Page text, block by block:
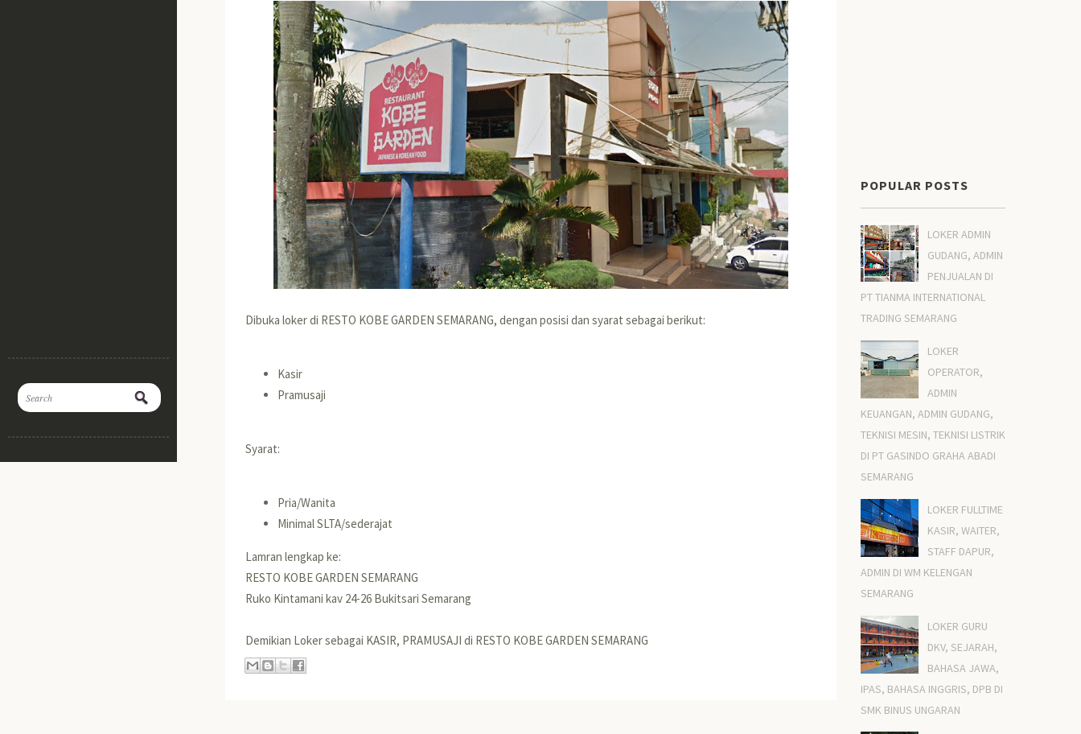
Dibuka loker di RESTO KOBE GARDEN SEMARANG, dengan posisi dan syarat sebagai berikut:
Kasir
Pramusaji
Syarat:
Pria/Wanita
Minimal SLTA/sederajat
Lamran lengkap ke:
RESTO KOBE GARDEN SEMARANG
Ruko Kintamani kav 24-26 Bukitsari Semarang
Demikian Loker sebagai KASIR, PRAMUSAJI di RESTO KOBE GARDEN SEMARANG
POPULAR POSTS
LOKER ADMIN
GUDANG, ADMIN
PENJUALAN DI
PT TIANMA INTERNATIONAL
TRADING SEMARANG
LOKER
OPERATOR,
ADMIN
KEUANGAN, ADMIN GUDANG,
TEKNISI MESIN, TEKNISI LISTRIK
DI PT GASINDO GRAHA ABADI
SEMARANG
LOKER FULLTIME
KASIR, WAITER,
STAFF DAPUR,
ADMIN DI WM KELENGAN
SEMARANG
LOKER GURU
DKV, SEJARAH,
BAHASA JAWA,
IPAS, BAHASA INGGRIS, DPB DI
SMK BINUS UNGARAN